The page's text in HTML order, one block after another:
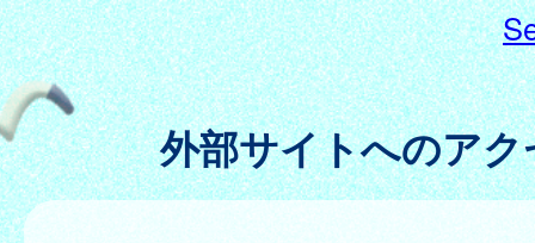
外部サイトへのア